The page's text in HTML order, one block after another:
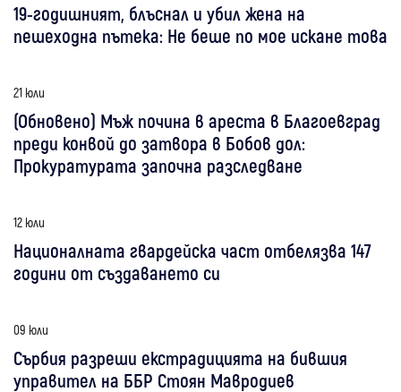
19-годишният, блъснал и убил жена на
пешеходна пътека: Не беше по мое искане това
21 юли
(Обновено) Мъж почина в ареста в Благоевград
преди конвой до затвора в Бобов дол:
Прокуратурата започна разследване
12 юли
Националната гвардейска част отбелязва 147
години от създаването си
09 юли
Сърбия разреши екстрадицията на бившия
управител на ББР Стоян Мавродиев